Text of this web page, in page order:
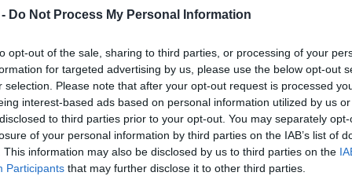
Do Not Process My Personal Information
opt-out of the sale, sharing to third parties, or processing of your
for targeted advertising by us, please use the below opt-out
selection. Please note that after your opt-out request is processed
interest-based ads based on personal information utilized by us
to third parties prior to your opt-out. You may separately
of your personal information by third parties on the IAB’s list of
This information may also be disclosed by us to third parties on the
Participants that may further disclose it to other third parties.
február 5-én a 60 éves Honvéd Együttes
A Honvéd Táncszínház „anyanyelve” a Kárpát-
medence néptánc-kincse. Ebből építkezik a
repertoár a nagy formátumú táncdrámáktól a
népi vígjátékokig, a klasszikus tragédiáktól a
mesedarabokig. Közös jellemzőjük a rendkívüli
A